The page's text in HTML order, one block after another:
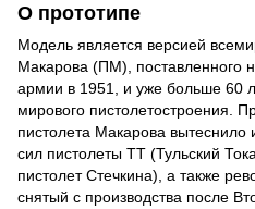
О прототипе
Модель является версией
Макарова (ПМ), поставленного
армии в 1951, и уже больше 60
мирового пистолетостроения.
пистолета Макарова вытеснило
сил пистолеты ТТ (Тульский
пистолет Стечкина), а также
снятый с производства после